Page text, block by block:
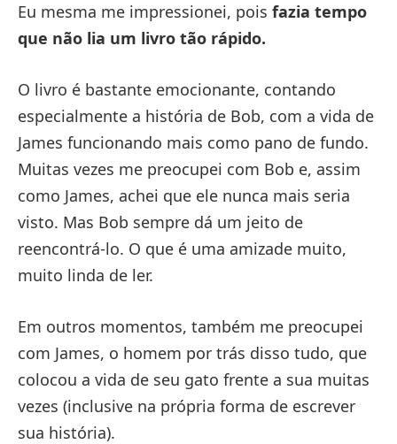
Eu mesma me impressionei, pois fazia tempo
que não lia um livro tão rápido.
O livro é bastante emocionante, contando
especialmente a história de Bob, com a vida de
James funcionando mais como pano de fundo.
Muitas vezes me preocupei com Bob e, assim
como James, achei que ele nunca mais seria
visto. Mas Bob sempre dá um jeito de
reencontrá-lo. O que é uma amizade muito,
muito linda de ler.
Em outros momentos, também me preocupei
com James, o homem por trás disso tudo, que
colocou a vida de seu gato frente a sua muitas
vezes (inclusive na própria forma de escrever
sua história).